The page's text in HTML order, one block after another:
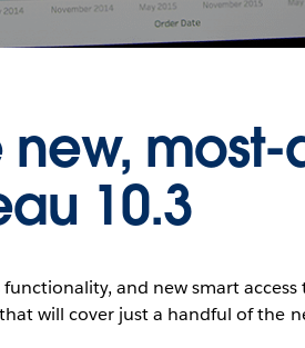
new,
10.3
and new smart
will cover just a handful of the